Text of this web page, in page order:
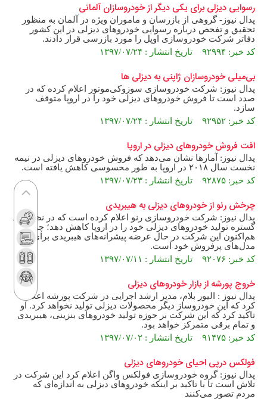
رسوایی دیزلی برای یکی دیگر از خودروسازان آلمانی
پدال نیوز- گروهی از بازرسان و ماموران ویژه در آلمان به منظور
تحقیق و تفحص درباره رسوایی خودروهای دیزلی در این کشور
دفاتر شرکت خودروسازی اوپل را مورد بازرسی قرار دادند.
کد خبر: ۹۲۹۹۴ تاریخ انتشار : ۱۳۹۷/۰۷/۲۴
بی‌میلی خودروسازان ژاپنی به دیزلی ها
پدال نیوز: شرکت خودروسازی سوزوکی‌موتور اعلام کرده که در
صدد است تا فروش خودروهای دیزلی خود را در اروپا متوقف
سازد.
کد خبر: ۹۲۹۵۲ تاریخ انتشار : ۱۳۹۷/۰۷/۲۴
افت فروش خودروهای دیزلی در اروپا
پدال نیوز: آمارها نشان می‌دهد که فروش خودروهای دیزلی در نیمه
نخست سال ۲۰۱۸ در اروپا به طور محسوسی کاهش یافته است.
کد خبر: ۹۲۸۷۵ تاریخ انتشار : ۱۳۹۷/۰۷/۲۳
چرخش رنو از خودروهای دیزلی به هیبریدی
پدال نیوز: شرکت خودروسازی رنو اعلام کرده است که در نظر دارد
گستره تولید خودروهای دیزلی خود را در اروپا کاهش دهد؛ چراکه
هم‌اکنون این شرکت در حال عرضه پیشرانه‌های هیبریدی برای
مدل‌های پرفروش خود است.
کد خبر: ۹۲۰۷۶ تاریخ انتشار : ۱۳۹۷/۰۷/۱۱
خروج پورشه از بازار خودروهای دیزلی
پدال نیوز : الیور بلام، مدیر ارشد اجرایی در شرکت پورشه اعلام
کرد که این خودروساز دیگر محصولات دیزلی تولید نخواهد کرد. او
تاکید کرد که این شرکت بر حوزه تولید خودروهای بنزینی، هیبریدی
و تمام برقی متمرکز خواهد بود.
کد خبر: ۹۱۴۷۵ تاریخ انتشار : ۱۳۹۷/۰۷/۰۲
فولکس درپی احیای خودروهای دیزلی
پدال نیوز: گروه خودروسازی فولکس واگن اعلام کرد این شرکت در
تلاش است تا با تاکید بر اینکه خودروهای دیزلی به اندازه‌ای که
مردم تصور می‌کنند